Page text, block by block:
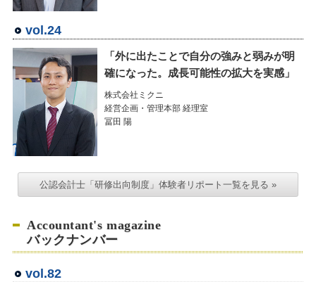
vol.24
「外に出たことで自分の強みと弱みが明
確になった。成長可能性の拡大を実感」
株式会社ミクニ
経営企画・管理本部 経理室
冨田 陽
公認会計士「研修出向制度」体験者リポート一覧を見る »
Accountant's magazine
バックナンバー
vol.82